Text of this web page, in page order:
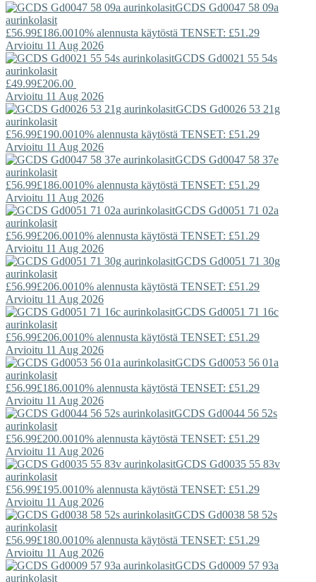
GCDS Gd0047 58 09a
aurinkolasit
£56.99£186.0010% alennusta käytöstä TENSET: £51.29
Arvioitu 11 Aug 2026
GCDS Gd0021 55 54s
aurinkolasit
£49.99£206.00
Arvioitu 11 Aug 2026
GCDS Gd0026 53 21g
aurinkolasit
£56.99£190.0010% alennusta käytöstä TENSET: £51.29
Arvioitu 11 Aug 2026
GCDS Gd0047 58 37e
aurinkolasit
£56.99£186.0010% alennusta käytöstä TENSET: £51.29
Arvioitu 11 Aug 2026
GCDS Gd0051 71 02a
aurinkolasit
£56.99£206.0010% alennusta käytöstä TENSET: £51.29
Arvioitu 11 Aug 2026
GCDS Gd0051 71 30g
aurinkolasit
£56.99£206.0010% alennusta käytöstä TENSET: £51.29
Arvioitu 11 Aug 2026
GCDS Gd0051 71 16c
aurinkolasit
£56.99£206.0010% alennusta käytöstä TENSET: £51.29
Arvioitu 11 Aug 2026
GCDS Gd0053 56 01a
aurinkolasit
£56.99£186.0010% alennusta käytöstä TENSET: £51.29
Arvioitu 11 Aug 2026
GCDS Gd0044 56 52s
aurinkolasit
£56.99£200.0010% alennusta käytöstä TENSET: £51.29
Arvioitu 11 Aug 2026
GCDS Gd0035 55 83v
aurinkolasit
£56.99£195.0010% alennusta käytöstä TENSET: £51.29
Arvioitu 11 Aug 2026
GCDS Gd0038 58 52s
aurinkolasit
£56.99£180.0010% alennusta käytöstä TENSET: £51.29
Arvioitu 11 Aug 2026
GCDS Gd0009 57 93a
aurinkolasit